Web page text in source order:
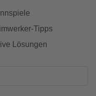
Tipps
Lösungen